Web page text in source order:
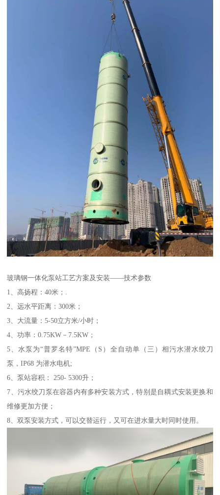
玻璃钢一体化泵站工艺方案及安装——技术参数
1、高扬程：40米；.
2、远水平距离：300米；
3、大流量：5-50立方米/小时；
4、功率：0.75KW－7.5KW；
5、水泵为“普罗名特”MPE（S）全自动单（三）相污水潜水绞刀
泵，IP68 为潜水电机;
6、泵站容积： 250- 5300升；
7、污水绞刀泵在容器内有多种安装方式，特别是自耦式安装更换和
维修更加方便；
8、双泵安装方式，可以交替运行，又可在进水量大时同时使用。